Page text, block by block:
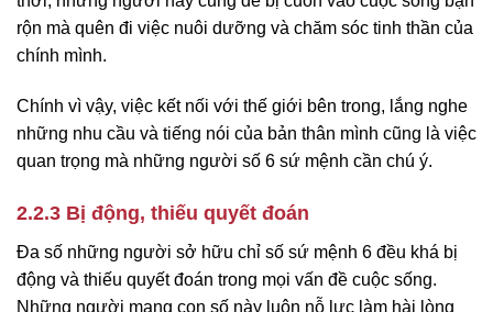
rộn mà quên đi việc nuôi dưỡng và chăm sóc tinh thần của
chính mình.
Chính vì vậy, việc kết nối với thế giới bên trong, lắng nghe
những nhu cầu và tiếng nói của bản thân mình cũng là việc
quan trọng mà những người số 6 sứ mệnh cần chú ý.
2.2.3 Bị động, thiếu quyết đoán
Đa số những người sở hữu chỉ số sứ mệnh 6 đều khá bị
động và thiếu quyết đoán trong mọi vấn đề cuộc sống.
Những người mang con số này luôn nỗ lực làm hài lòng